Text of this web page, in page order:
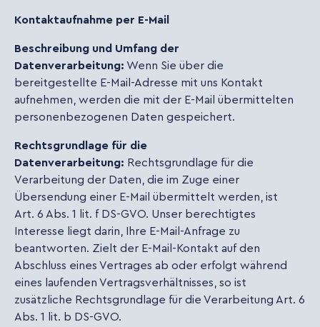
Kontaktaufnahme per E-Mail
Beschreibung und Umfang der
Datenverarbeitung: Wenn Sie über die
bereitgestellte E-Mail-Adresse mit uns Kontakt
aufnehmen, werden die mit der E-Mail übermittelten
personenbezogenen Daten gespeichert.
Rechtsgrundlage für die
Datenverarbeitung: Rechtsgrundlage für die
Verarbeitung der Daten, die im Zuge einer
Übersendung einer E-Mail übermittelt werden, ist
Art. 6 Abs. 1 lit. f DS-GVO. Unser berechtigtes
Interesse liegt darin, Ihre E-Mail-Anfrage zu
beantworten. Zielt der E-Mail-Kontakt auf den
Abschluss eines Vertrages ab oder erfolgt während
eines laufenden Vertragsverhältnisses, so ist
zusätzliche Rechtsgrundlage für die Verarbeitung Art. 6
Abs. 1 lit. b DS-GVO.